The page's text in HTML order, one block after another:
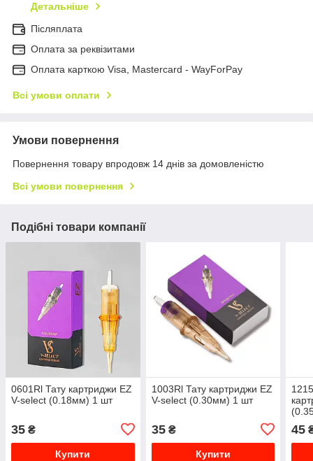
Детальніше
Післяплата
Оплата за реквізитами
Оплата карткою Visa, Mastercard - WayForPay
Всі умови оплати
Умови повернення
Повернення товару впродовж 14 днів за домовленістю
Всі умови повернення
Подібні товари компанії
0601Rl Тату картриджи EZ
V-select (0.18мм) 1 шт
35 ₴
Купити
1003Rl Тату картриджи EZ
V-select (0.30мм) 1 шт
35₴
Купити
45